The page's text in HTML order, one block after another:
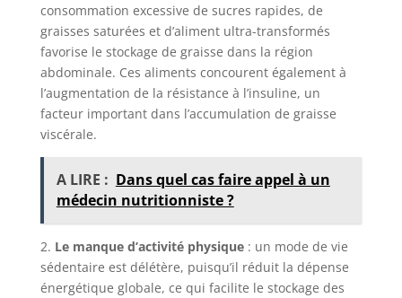
consommation excessive de sucres rapides, de
graisses saturées et d’aliment ultra-transformés
favorise le stockage de graisse dans la région
abdominale. Ces aliments concourent également à
l’augmentation de la résistance à l’insuline, un
facteur important dans l’accumulation de graisse
viscérale.
A LIRE : Dans quel cas faire appel à un
médecin nutritionniste ?
2. Le manque d’activité physique: un mode de vie
sédentaire est délétère, puisqu’il réduit la dépense
énergétique globale, ce qui facilite le stockage des